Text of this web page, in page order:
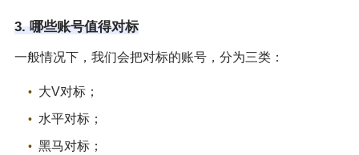
3. 哪些账号值得对标
一般情况下，我们会把对标的账号，分为三类：
大V对标；
水平对标；
黑马对标；